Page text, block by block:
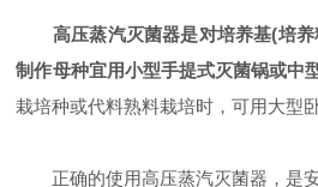
高压蒸汽灭菌器是对培养基(培养
制作母种宜用小型手提式灭菌锅或中
栽培种或代料熟料栽培时，可用大型
正确的使用高压蒸汽灭菌器，是安